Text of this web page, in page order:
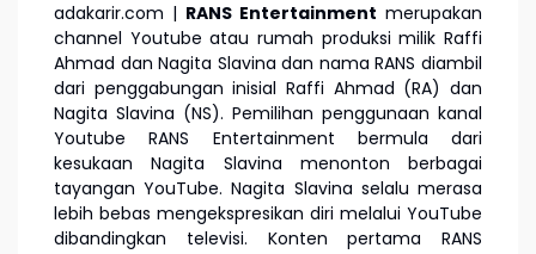
adakarir.com | RANS Entertainment merupakan
channel Youtube atau rumah produksi milik Raffi
Ahmad dan Nagita Slavina dan nama RANS diambil
dari penggabungan inisial Raffi Ahmad (RA) dan
Nagita Slavina (NS). Pemilihan penggunaan kanal
Youtube RANS Entertainment bermula dari
kesukaan Nagita Slavina menonton berbagai
tayangan YouTube. Nagita Slavina selalu merasa
lebih bebas mengekspresikan diri melalui YouTube
dibandingkan televisi. Konten pertama RANS